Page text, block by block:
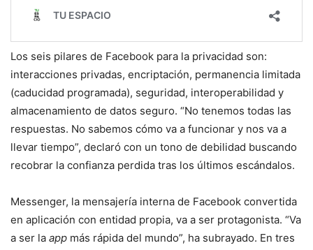
Los seis pilares de Facebook para la privacidad son:
interacciones privadas, encriptación, permanencia limitada
(caducidad programada), seguridad, interoperabilidad y
almacenamiento de datos seguro. “No tenemos todas las
respuestas. No sabemos cómo va a funcionar y nos va a
llevar tiempo”, declaró con un tono de debilidad buscando
recobrar la confianza perdida tras los últimos escándalos.
Messenger, la mensajería interna de Facebook convertida
en aplicación con entidad propia, va a ser protagonista. “Va
a ser la app más rápida del mundo”, ha subrayado. En tres